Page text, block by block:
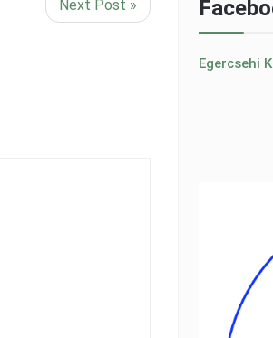
Next Post »
Egercsehi